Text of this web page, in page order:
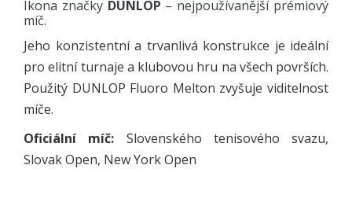
Ikona značky DUNLOP – nejpoužívanější prémiový
míč.
Jeho konzistentní a trvanlivá konstrukce je ideální
pro elitní turnaje a klubovou hru na všech površích.
Použitý DUNLOP Fluoro Melton zvyšuje viditelnost
míče.
Oficiální míč: Slovenského tenisového svazu,
Slovak Open, New York Open